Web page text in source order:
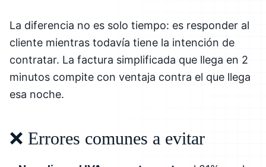
La diferencia no es solo tiempo: es responder al
cliente mientras todavía tiene la intención de
contratar. La factura simplificada que llega en 2
minutos compite con ventaja contra el que llega
esa noche.
❌ Errores comunes a evitar